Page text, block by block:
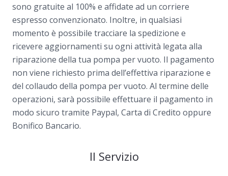
sono gratuite al 100% e affidate ad un corriere
espresso convenzionato. Inoltre, in qualsiasi
momento è possibile tracciare la spedizione e
ricevere aggiornamenti su ogni attività legata alla
riparazione della tua pompa per vuoto. Il pagamento
non viene richiesto prima dell’effettiva riparazione e
del collaudo della pompa per vuoto. Al termine delle
operazioni, sarà possibile effettuare il pagamento in
modo sicuro tramite Paypal, Carta di Credito oppure
Bonifico Bancario.
Il Servizio